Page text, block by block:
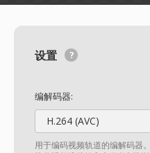
设置
编解码器:
H.264 (AVC)
用于编码视频轨道的编解码器